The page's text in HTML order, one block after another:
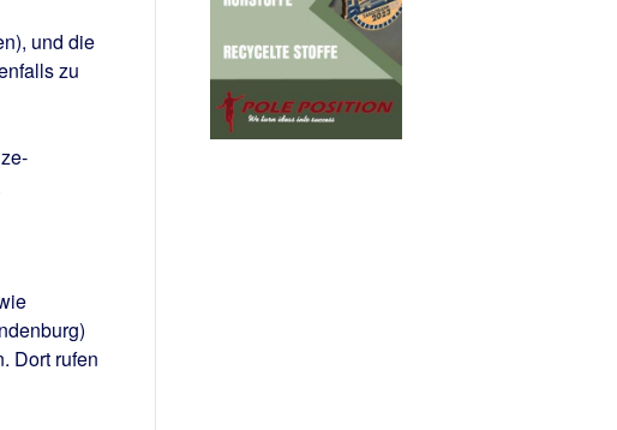
und die
zu
Dort rufen